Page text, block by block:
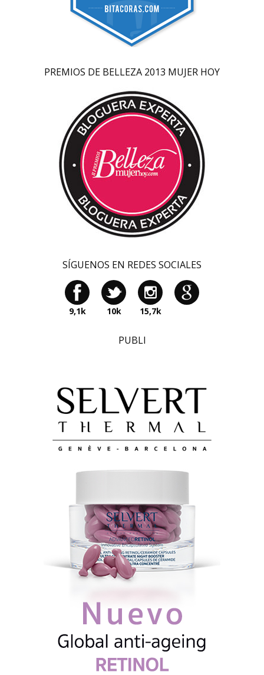
PREMIOS DE BELLEZA 2013 MUJER HOY
SÍGUENOS EN REDES SOCIALES
9,1k 10k 15,7k
PUBLI